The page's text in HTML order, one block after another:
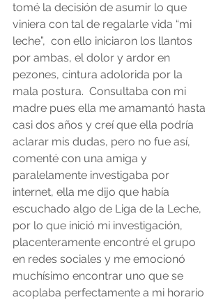
tomé la decisión de asumir lo que
viniera con tal de regalarle vida “mi
leche”,  con ello iniciaron los llantos
por ambas, el dolor y ardor en
pezones, cintura adolorida por la
mala postura.  Consultaba con mi
madre pues ella me amamantó hasta
casi dos años y creí que ella podría
aclarar mis dudas, pero no fue así,
comenté con una amiga y
paralelamente investigaba por
internet, ella me dijo que había
escuchado algo de Liga de la Leche,
por lo que inició mi investigación,
placenteramente encontré el grupo
en redes sociales y me emocionó
muchísimo encontrar uno que se
acoplaba perfectamente a mi horario